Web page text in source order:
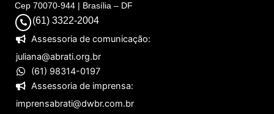
Cep 70070-944 | Brasília – DF
(61) 3322-2004
Assessoria de comunicação:
juliana@abrati.org.br
(61) 98314-0197
Assessoria de imprensa:
imprensabrati@dwbr.com.br